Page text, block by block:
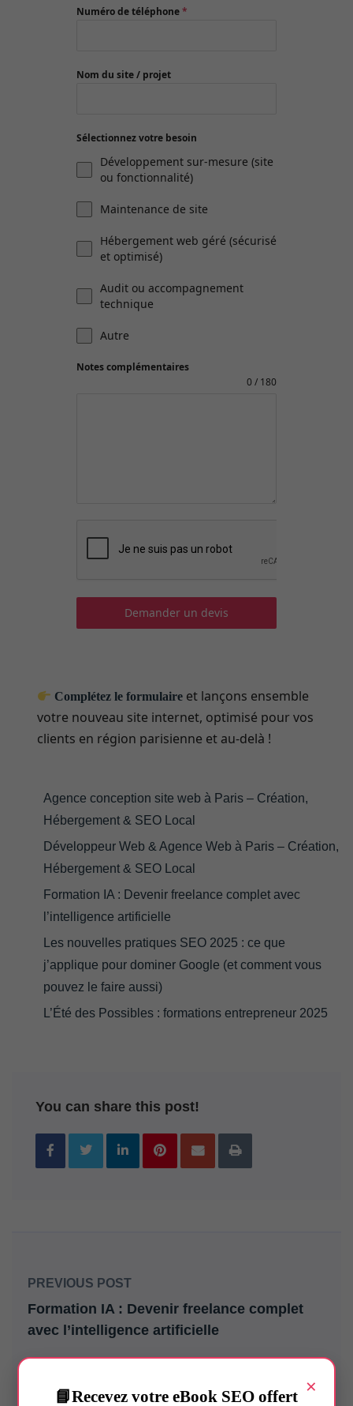
Numéro de téléphone*
Nom du site / projet
Sélectionnez votre besoin
Développement sur-mesure (site
ou fonctionnalité)
Maintenance de site
Hébergement web géré (sécurisé
et optimisé)
Audit ou accompagnement
technique
Autre
Notes complémentaires
0 / 180
Demander un devis
Complétez le formulaire et lançons ensemble
votre nouveau site internet, optimisé pour vos
clients en région parisienne et au-delà !
Agence conception site web à Paris – Création,
Hébergement & SEO Local
Développeur Web & Agence Web à Paris – Création,
Hébergement & SEO Local
Formation IA : Devenir freelance complet avec
l’intelligence artificielle
Les nouvelles pratiques SEO 2025 : ce que
j’applique pour dominer Google (et comment vous
pouvez le faire aussi)
L’Été des Possibles : formations entrepreneur 2025
You can share this post!
PREVIOUS POST
Formation IA : Devenir freelance complet
avec l’intelligence artificielle
Agence conception site web à Paris –
×
Recevez votre eBook SEO offert